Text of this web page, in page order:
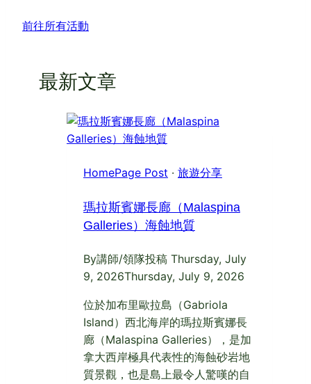
前往所有活動
最新文章
HomePage Post · 旅遊分享
瑪拉斯賓娜長廊（Malaspina
Galleries）海蝕地質
By講師/領隊投稿 Thursday, July
9, 2026Thursday, July 9, 2026
位於加布里歐拉島（Gabriola
Island）西北海岸的瑪拉斯賓娜長
廊（Malaspina Galleries），是加
拿大西岸極具代表性的海蝕砂岩地
質景觀，也是島上最令人驚嘆的自